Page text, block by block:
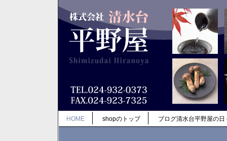
HOME shopのトップ ブログ清水台平野屋の日